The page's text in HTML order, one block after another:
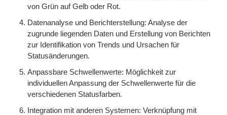
von Grün auf Gelb oder Rot.
Datenanalyse und Berichterstellung: Analyse der
zugrunde liegenden Daten und Erstellung von Berichten
zur Identifikation von Trends und Ursachen für
Statusänderungen.
Anpassbare Schwellenwerte: Möglichkeit zur
individuellen Anpassung der Schwellenwerte für die
verschiedenen Statusfarben.
Integration mit anderen Systemen: Verknüpfung mit